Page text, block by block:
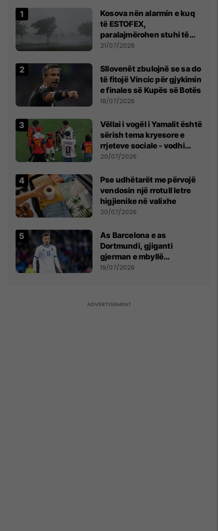
Kosova nën alarmin e kuq
të ESTOFEX,
paralajmërohen stuhi të
fuqishme me breshër dhe
21/07/2026
Sllovenët zbulojnë se sa do
të fitojë Vincic për gjykimin
e finales së Kupës së Botës
18/07/2026
Vëllai i vogël i Yamalit është
sërish tema kryesore e
rrjeteve sociale - vodhi
vëmendjen pas finales së
20/07/2026
Pse udhëtarët me përvojë
vendosin një rrotull letre
higjienike në valixhe
20/07/2026
As Barcelona e as
Dortmundi, gjiganti
gjerman e mbyllë
marrëveshjen për Fisnik
19/07/2026